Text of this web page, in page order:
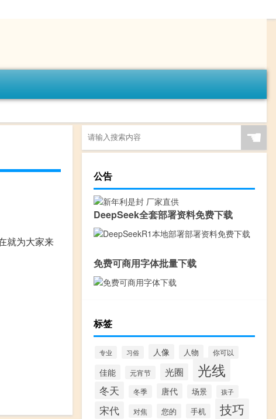
就为大家来
☚
公告
DeepSeek全套部署资料免费下载
免费可商用字体批量下载
标签
专业 习俗 人像 人物 你可以
佳能 元宵节 光圈 光线
冬天 冬季 唐代 场景 孩子
宋代 对焦 您的 手机 技巧